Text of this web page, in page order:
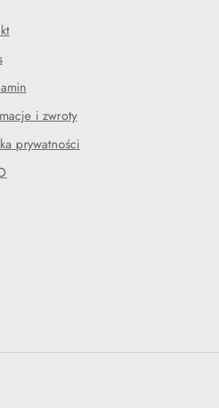
i zwroty
prywatności